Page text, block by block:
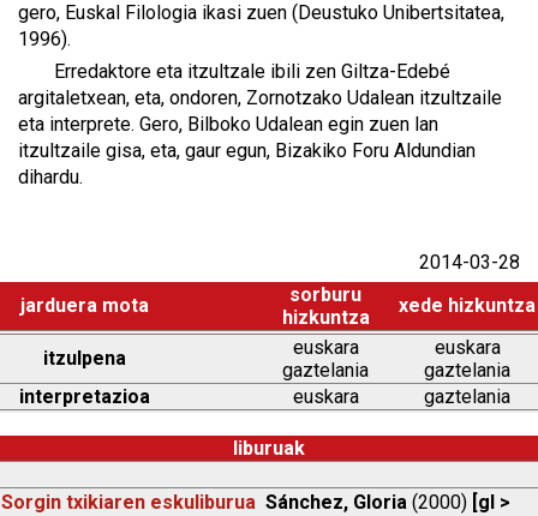
gero, Euskal Filologia ikasi zuen (Deustuko Unibertsitatea,
1996).
Erredaktore eta itzultzale ibili zen Giltza-Edebé
argitaletxean, eta, ondoren, Zornotzako Udalean itzultzaile
eta interprete. Gero, Bilboko Udalean egin zuen lan
itzultzaile gisa, eta, gaur egun, Bizakiko Foru Aldundian
dihardu.
2014-03-28
jarduera mota
sorburu
hizkuntza
xede hizkuntza
itzulpena
euskara
gaztelania
euskara
gaztelania
interpretazioa
euskara gaztelania
liburuak
Sorgin txikiaren eskuliburua Sánchez, Gloria (2000) [gl >